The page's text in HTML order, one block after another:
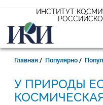
основному
содержанию
ИНСТИТУТ
RU
Строка
навигации
Главная Популярно
У ПРИРОДЫ